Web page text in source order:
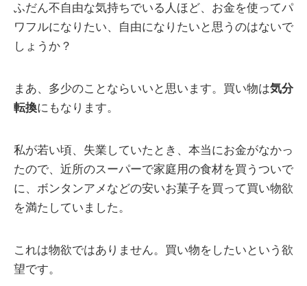
ふだん不自由な気持ちでいる人ほど、お金を使ってパ
ワフルになりたい、自由になりたいと思うのはないで
しょうか？
まあ、多少のことならいいと思います。買い物は気分
転換にもなります。
私が若い頃、失業していたとき、本当にお金がなかっ
たので、近所のスーパーで家庭用の食材を買うついで
に、ボンタンアメなどの安いお菓子を買って買い物欲
を満たしていました。
これは物欲ではありません。買い物をしたいという欲
望です。